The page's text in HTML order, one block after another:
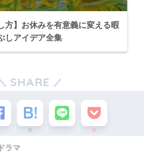
方】お休みを有意義に変える暇
しアイデア全集
SHARE
0 0
ラマ